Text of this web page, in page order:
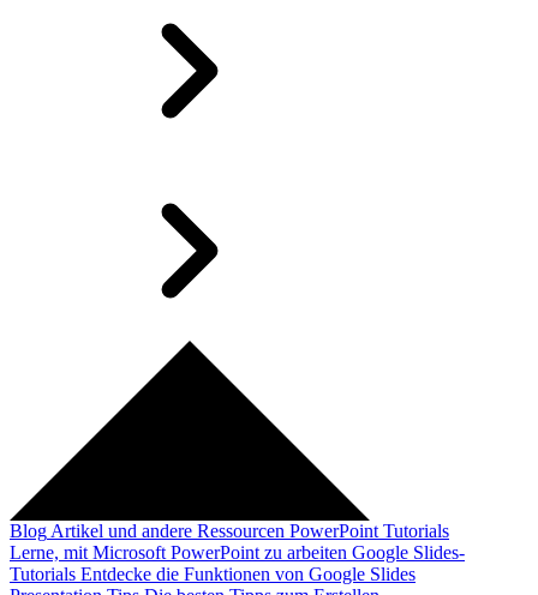
Blog Artikel und andere Ressourcen PowerPoint Tutorials
Lerne, mit Microsoft PowerPoint zu arbeiten Google Slides-
Tutorials Entdecke die Funktionen von Google Slides